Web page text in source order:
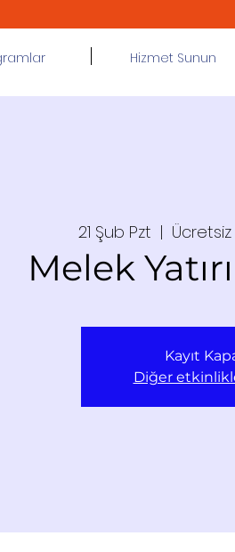
Hizmet Sunun
21 Şub Pzt
  |
Melek
Kayıt
Diğer